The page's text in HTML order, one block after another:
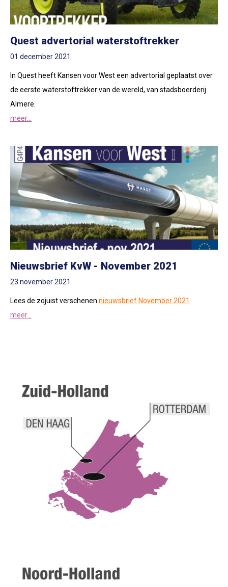
Quest advertorial waterstoftrekker
01 december 2021
In Quest heeft Kansen voor West een advertorial geplaatst over
de eerste waterstoftrekker van de wereld, van stadsboerderij
Almere.
meer...
Nieuwsbrief KvW - November 2021
23 november 2021
Lees de zojuist verschenen nieuwsbrief November 2021
meer...